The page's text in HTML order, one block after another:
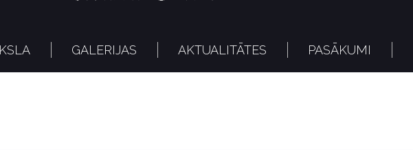
GALERIJAS AKTUALITĀTES PASĀKUMI